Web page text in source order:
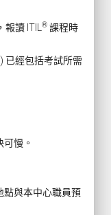
讀 ITIL ® 課程時
已經包括考試所需
慢。
點與本中心職員預